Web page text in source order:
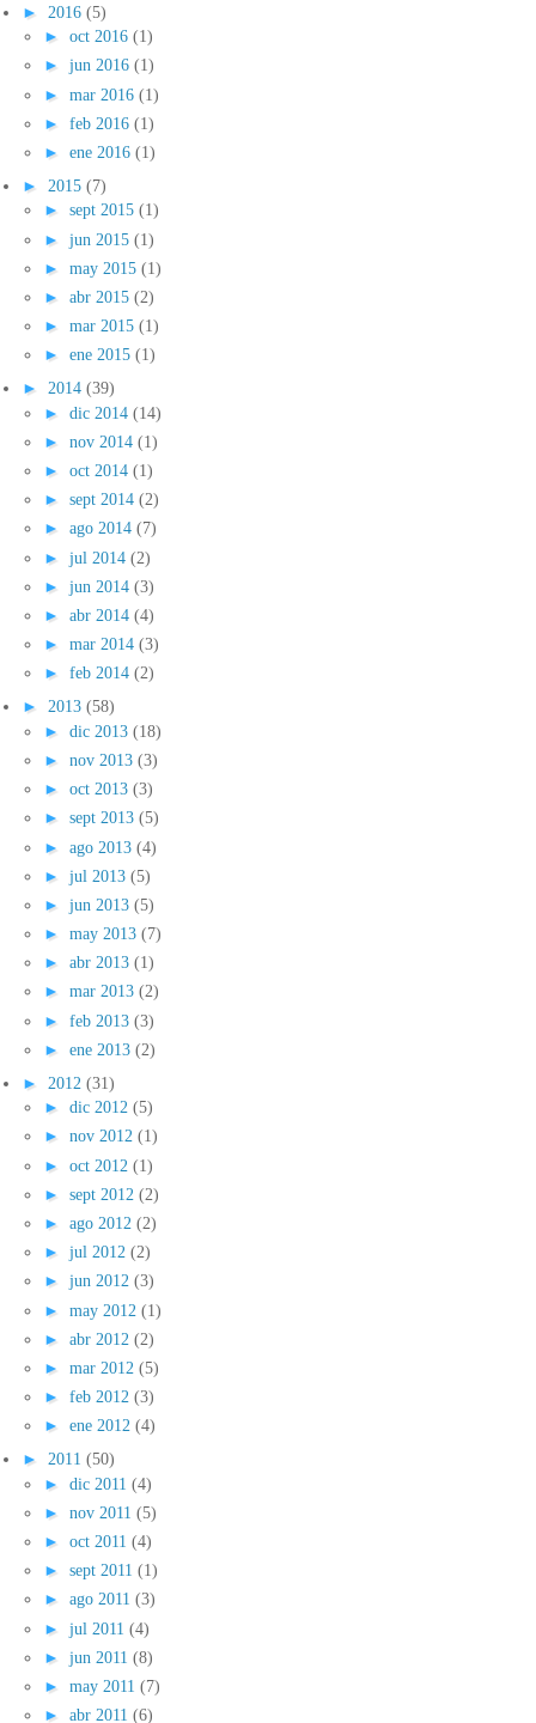
► 2016 (5)
► oct 2016 (1)
► jun 2016 (1)
► mar 2016 (1)
► feb 2016 (1)
► ene 2016 (1)
► 2015 (7)
► sept 2015 (1)
► jun 2015 (1)
► may 2015 (1)
► abr 2015 (2)
► mar 2015 (1)
► ene 2015 (1)
► 2014 (39)
► dic 2014 (14)
► nov 2014 (1)
► oct 2014 (1)
► sept 2014 (2)
► ago 2014 (7)
► jul 2014 (2)
► jun 2014 (3)
► abr 2014 (4)
► mar 2014 (3)
► feb 2014 (2)
► 2013 (58)
► dic 2013 (18)
► nov 2013 (3)
► oct 2013 (3)
► sept 2013 (5)
► ago 2013 (4)
► jul 2013 (5)
► jun 2013 (5)
► may 2013 (7)
► abr 2013 (1)
► mar 2013 (2)
► feb 2013 (3)
► ene 2013 (2)
► 2012 (31)
► dic 2012 (5)
► nov 2012 (1)
► oct 2012 (1)
► sept 2012 (2)
► ago 2012 (2)
► jul 2012 (2)
► jun 2012 (3)
► may 2012 (1)
► abr 2012 (2)
► mar 2012 (5)
► feb 2012 (3)
► ene 2012 (4)
► 2011 (50)
► dic 2011 (4)
► nov 2011 (5)
► oct 2011 (4)
► sept 2011 (1)
► ago 2011 (3)
► jul 2011 (4)
► jun 2011 (8)
► may 2011 (7)
► abr 2011 (6)